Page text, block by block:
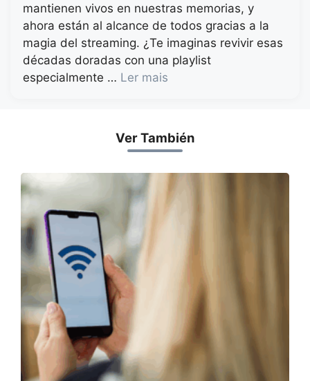
mantienen vivos en nuestras memorias, y
ahora están al alcance de todos gracias a la
magia del streaming. ¿Te imaginas revivir esas
décadas doradas con una playlist
especialmente … Ler mais
Ver También